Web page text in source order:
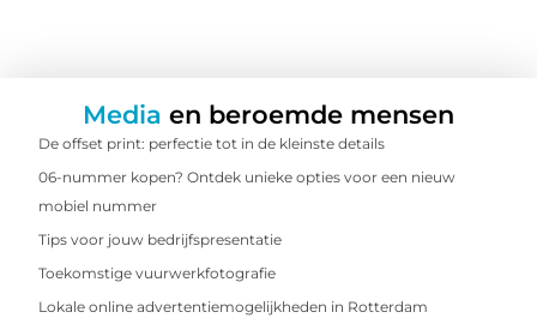
Media en beroemde mensen
De offset print: perfectie tot in de kleinste details
06-nummer kopen? Ontdek unieke opties voor een nieuw
mobiel nummer
Tips voor jouw bedrijfspresentatie
Toekomstige vuurwerkfotografie
Lokale online advertentiemogelijkheden in Rotterdam